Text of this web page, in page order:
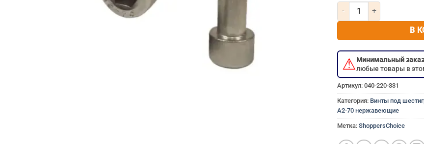
Количество товара
В
⚠Минимальный
любые товары в
Артикул: 040-220-331
Категория: Винты под
A2-70 нержавеющие
Метка: ShoppersChoice